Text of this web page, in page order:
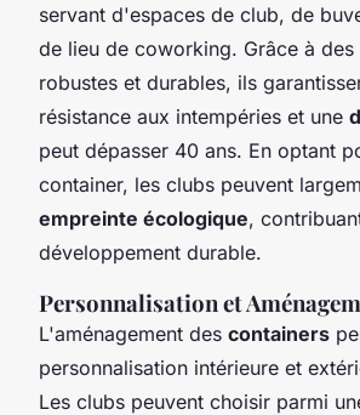
servant d'espaces de club, de
de lieu de coworking. Grâce à des
robustes et durables, ils
résistance aux intempéries et une
peut dépasser 40 ans. En optant
container, les clubs peuvent
empreinte écologique,
développement durable.
Personnalisation et
L'aménagement des containers
personnalisation intérieure et
Les clubs peuvent choisir parmi